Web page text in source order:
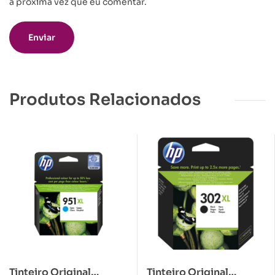
Produtos Relacionados
Tinteiro Original
Tinteiro Original